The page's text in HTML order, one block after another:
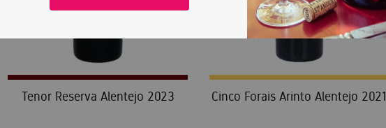
Tenor Reserva Alentejo 2023 Cinco Forais Arinto Alentejo 2021